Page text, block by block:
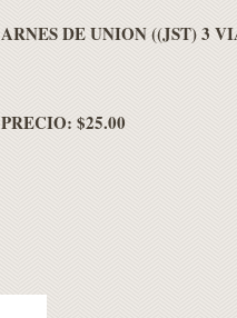
ARNES DE UNION ((JST) 3
PRECIO: $25.00